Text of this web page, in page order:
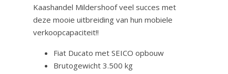
Kaashandel Mildershoof veel succes met
deze mooie uitbreiding van hun mobiele
verkoopcapaciteit!!
Fiat Ducato met SEICO opbouw
Brutogewicht 3.500 kg